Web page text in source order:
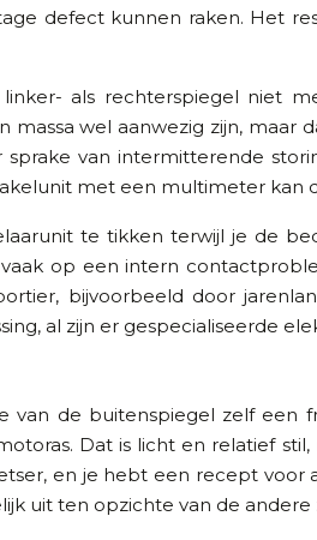
defect kunnen raken. Het
als rechterspiegel niet
wel aanwezig zijn,
van intermitterende
met een multimeter kan
te tikken terwijl je de
op een intern
bijvoorbeeld door
al zijn er gespecialiseerde
de buitenspiegel zelf
Dat is licht en relatief
en je hebt een recept
uit ten opzichte van de andere